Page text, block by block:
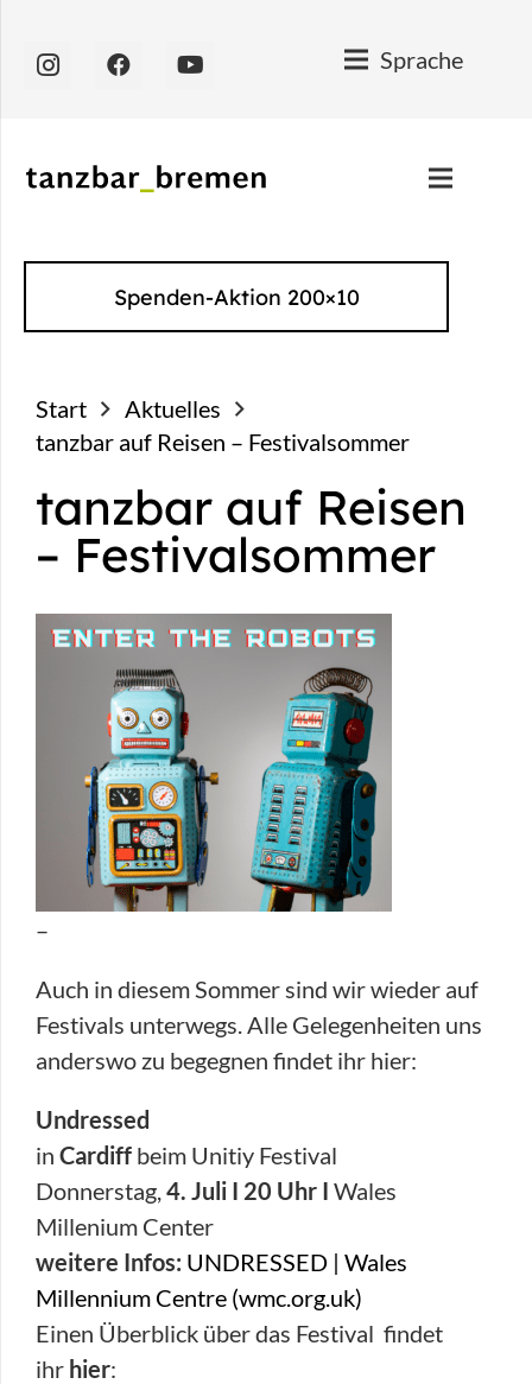
Sprache
Spenden-Aktion 200×10
Start
Aktuelles
tanzbar auf Reisen – Festivalsommer
tanzbar auf Reisen
– Festivalsommer
–
Auch in diesem Sommer sind wir wieder auf
Festivals unterwegs. Alle Gelegenheiten uns
anderswo zu begegnen findet ihr hier:
Undressed
in Cardiff beim Unitiy Festival
Donnerstag,4. Juli I 20 Uhr I Wales
Millenium Center
weitere Infos: UNDRESSED | Wales
Millennium Centre (wmc.org.uk)
Einen Überblick über das Festival findet
ihr hier: